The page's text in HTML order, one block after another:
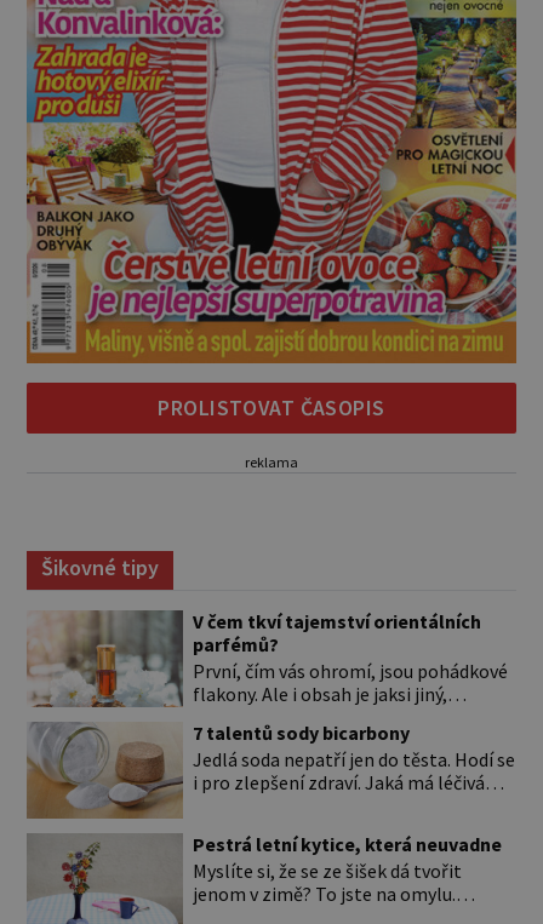
PROLISTOVAT ČASOPIS
reklama
Šikovné tipy
V čem tkví tajemství orientálních
parfémů?
První, čím vás ohromí, jsou pohádkové
flakony. Ale i obsah je jaksi jiný,
parfumérií. Čím to? V arabské kultuře
mají vůně mnohem delší tradici než
v naší. Jejich původní účel byl nejspíš
voní? Při testování orientálních vůní
nejspíš zjistíte, že jen málokterá se
vám […]
7 talentů sody bicarbony
Jedlá soda nepatří jen do těsta. Hodí se
i pro zlepšení zdraví. Jaká má léčivá
Jedlá soda (pro úplnost je to
hydrogenuhličitan sodný s chemickou
značkou NaHCO3) je ten bílý, ve vodě
Pestrá letní kytice, která neuvadne
Myslíte si, že se ze šišek dá tvořit
jenom v zimě? To jste na omylu.